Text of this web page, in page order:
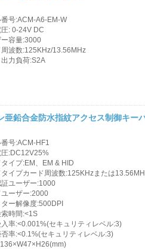
Control
番号:ACM-A6-EM-W
: 0-24V DC
容量:3000
周波数:125KHz/13.56MHz
出力負荷:S2A
亜鉛合金防水指紋アクセス制御キー
号:ACM-HF1
:DC12V25%
イプ:EM、EM & HID
タイプカード周波数:125KHzまたは
ユーザー:1000
ユーザー:2000
ター解像度:500DPI
時間:<1S
率:<0.001%(セキュリティレベル:3)
率:<0.1%(セキュリティレベル:3)